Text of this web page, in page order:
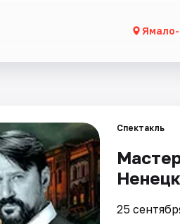
Спектакль
25